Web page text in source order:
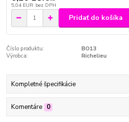
5,04 EUR bez DPH
Pridať do košíka
Číslo produktu:
BO13
Výrobca:
Richelieu
Kompletné špecifikácie
Komentáre 0